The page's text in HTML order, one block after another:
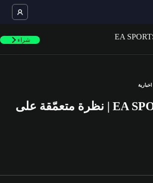
شراء
EA SPORTS FC™ 26 | نظرة متعمّقة على